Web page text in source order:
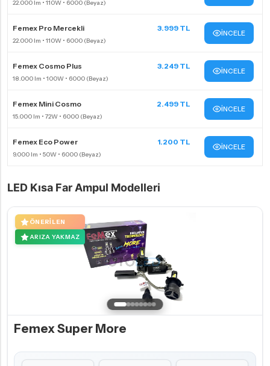
Femex Pro Mercekli 3.999 TL
İNCELE
Femex Cosmo Plus 3.249 TL
İNCELE
Femex Mini Cosmo 2.499 TL
İNCELE
Femex Eco Power 1.200 TL
İNCELE
LED Kısa Far Ampul Modelleri
ÖNERILEN
ARIZA YAKMAZ
Femex Super More